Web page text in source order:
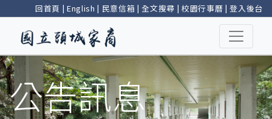
回首頁 | English | 民意信箱 |全文搜尋 | 校園行事曆 |登入後台
公告訊息